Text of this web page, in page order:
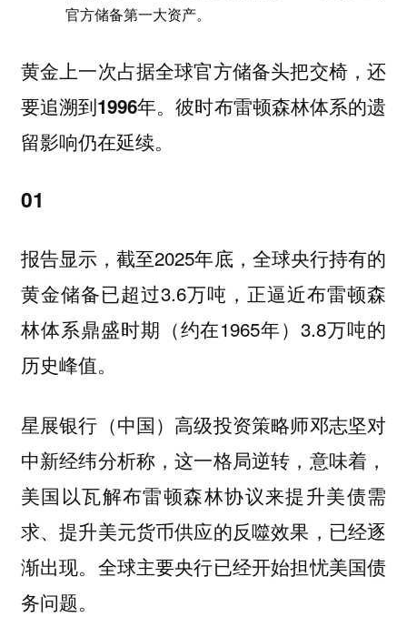
官方储备第一大资产。
黄金上一次占据全球官方储备头把交椅，还
要追溯到1996年。彼时布雷顿森林体系的遗
留影响仍在延续。
01
报告显示，截至2025年底，全球央行持有的
黄金储备已超过3.6万吨，正逼近布雷顿森
林体系鼎盛时期（约在1965年）3.8万吨的
历史峰值。
星展银行（中国）高级投资策略师邓志坚对
中新经纬分析称，这一格局逆转，意味着，
美国以瓦解布雷顿森林协议来提升美债需
求、提升美元货币供应的反噬效果，已经逐
渐出现。全球主要央行已经开始担忧美国债
务问题。